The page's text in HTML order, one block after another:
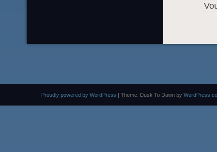
Proudly powered by WordPress | Theme: Dusk To Dawn by